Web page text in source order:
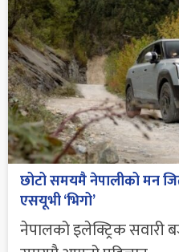
छोटो समयमै नेपालीको मन
एसयूभी ‘भिगो’
नेपालको इलेक्ट्रिक सवारी